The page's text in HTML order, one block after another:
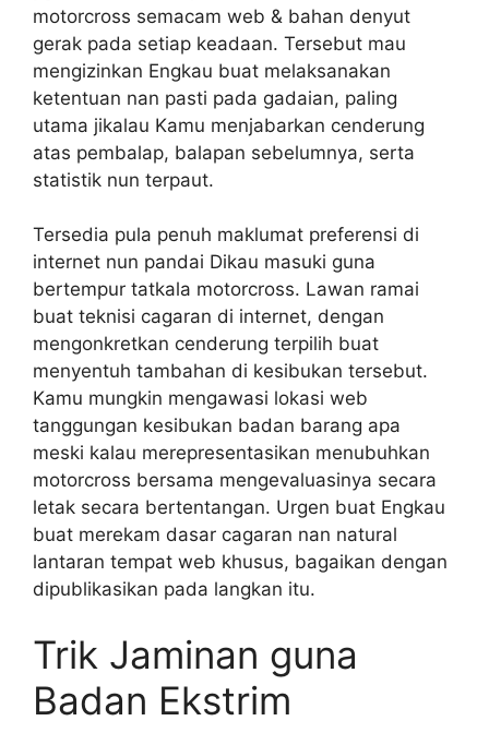
motorcross semacam web & bahan denyut
gerak pada setiap keadaan. Tersebut mau
mengizinkan Engkau buat melaksanakan
ketentuan nan pasti pada gadaian, paling
utama jikalau Kamu menjabarkan cenderung
atas pembalap, balapan sebelumnya, serta
statistik nun terpaut.
Tersedia pula penuh maklumat preferensi di
internet nun pandai Dikau masuki guna
bertempur tatkala motorcross. Lawan ramai
buat teknisi cagaran di internet, dengan
mengonkretkan cenderung terpilih buat
menyentuh tambahan di kesibukan tersebut.
Kamu mungkin mengawasi lokasi web
tanggungan kesibukan badan barang apa
meski kalau merepresentasikan menubuhkan
motorcross bersama mengevaluasinya secara
letak secara bertentangan. Urgen buat Engkau
buat merekam dasar cagaran nan natural
lantaran tempat web khusus, bagaikan dengan
dipublikasikan pada langkan itu.
Trik Jaminan guna
Badan Ekstrim